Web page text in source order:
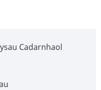
Cadarnhaol